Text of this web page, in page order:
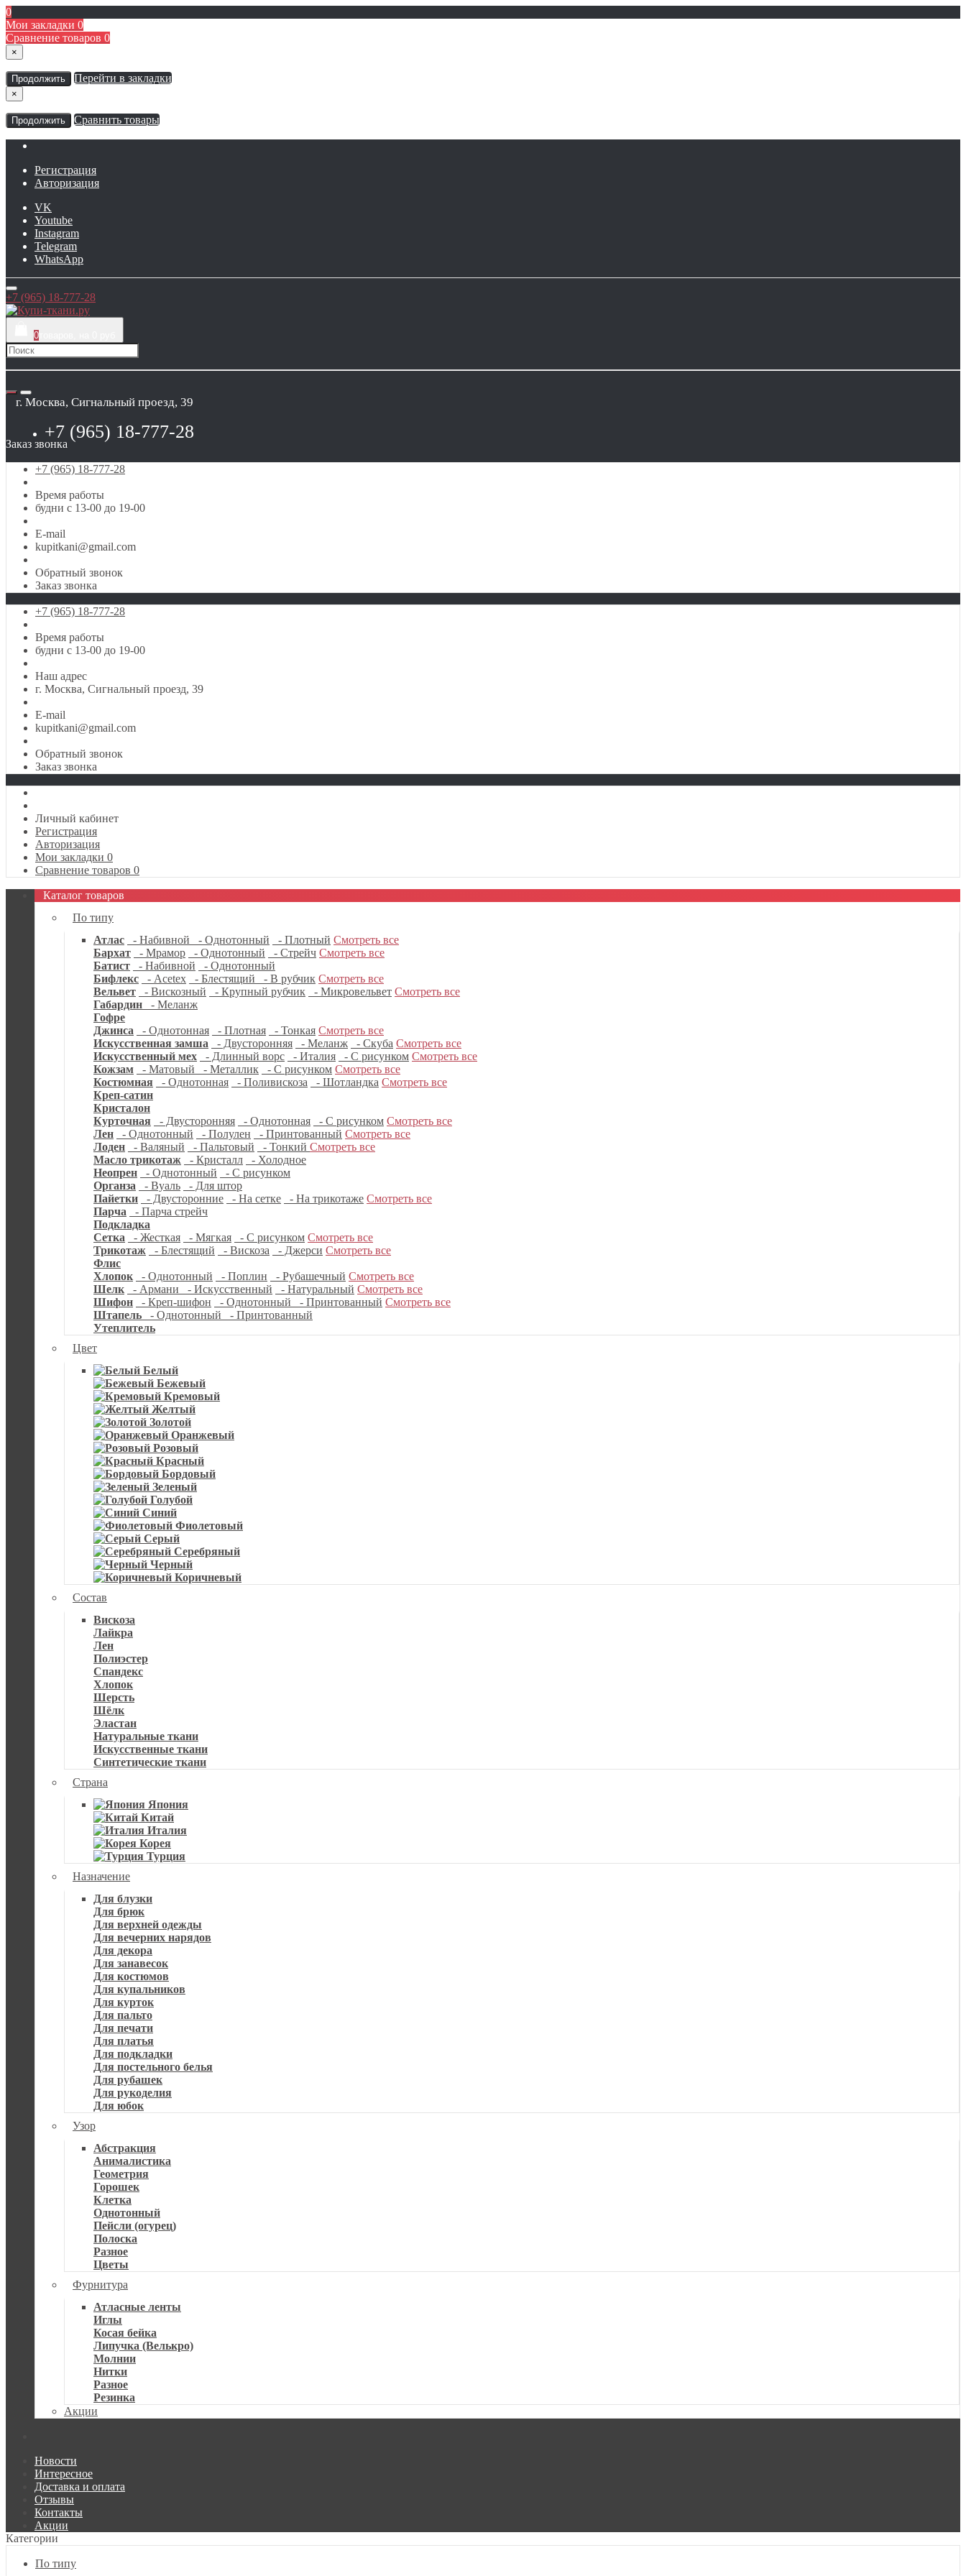
0
Мои закладки 0
Сравнение товаров 0
×
Продолжить Перейти в закладки
×
Продолжить Сравнить товары
Регистрация
Авторизация
VK
Youtube
Instagram
Telegram
WhatsApp
+7 (965) 18-777-28
0
г. Москва, Сигнальный проезд, 39
+7 (965) 18-777-28
Заказ звонка
+7 (965) 18-777-28
Время работы
будни с 13-00 до 19-00
E-mail
kupitkani@gmail.com
Обратный звонок
Заказ звонка
+7 (965) 18-777-28
Время работы
будни с 13-00 до 19-00
Наш адрес
г. Москва, Сигнальный проезд, 39
E-mail
kupitkani@gmail.com
Обратный звонок
Заказ звонка
Личный кабинет
Регистрация
Авторизация
Мои закладки 0
Сравнение товаров 0
Каталог товаров
По типу
Атлас
- Набивной - Однотонный - Плотный Смотреть все
Бархат
- Мрамор - Однотонный - Стрейч Смотреть все
Батист
- Набивной
- Однотонный
Бифлекс
- Acetex - Блестящий - В рубчик Смотреть все
Вельвет
- Вискозный - Крупный рубчик - Микровельвет Смотреть все
Габардин
- Меланж
Гофре
Джинса
- Однотонная - Плотная - Тонкая Смотреть все
Искусственная замша
- Двусторонняя - Меланж - Скуба Смотреть все
Искусственный мех
- Длинный ворс - Италия - С рисунком Смотреть все
Кожзам
- Матовый - Металлик - С рисунком Смотреть все
Костюмная
- Однотонная - Поливискоза - Шотландка Смотреть все
Креп-сатин
Кристалон
Курточная
- Двусторонняя - Однотонная - С рисунком Смотреть все
Лен
- Однотонный - Полулен - Принтованный Смотреть все
Лоден
- Валяный - Пальтовый - Тонкий Смотреть все
Масло трикотаж
- Кристалл
- Холодное
Неопрен
- Однотонный
- С рисунком
Органза
- Вуаль
- Для штор
Пайетки
- Двусторонние - На сетке - На трикотаже Смотреть все
Парча
- Парча стрейч
Подкладка
Сетка
- Жесткая - Мягкая - С рисунком Смотреть все
Трикотаж
- Блестящий - Вискоза - Джерси Смотреть все
Флис
Хлопок
- Однотонный - Поплин - Рубашечный Смотреть все
Шелк
- Армани - Искусственный - Натуральный Смотреть все
Шифон
- Креп-шифон - Однотонный - Принтованный Смотреть все
Штапель
- Однотонный
- Принтованный
Утеплитель
Цвет
Белый
Бежевый
Кремовый
Желтый
Золотой
Оранжевый
Розовый
Красный
Бордовый
Зеленый
Голубой
Синий
Фиолетовый
Серый
Серебряный
Черный
Коричневый
Состав
Вискоза
Лайкра
Лен
Полиэстер
Спандекс
Хлопок
Шерсть
Шёлк
Эластан
Натуральные ткани
Искусственные ткани
Синтетические ткани
Страна
Япония
Китай
Италия
Корея
Турция
Назначение
Для блузки
Для брюк
Для верхней одежды
Для вечерних нарядов
Для декора
Для занавесок
Для костюмов
Для купальников
Для курток
Для пальто
Для печати
Для платья
Для подкладки
Для постельного белья
Для рубашек
Для рукоделия
Для юбок
Узор
Абстракция
Анималистика
Геометрия
Горошек
Клетка
Однотонный
Пейсли (огурец)
Полоска
Разное
Цветы
Фурнитура
Атласные ленты
Иглы
Косая бейка
Липучка (Велькро)
Молнии
Нитки
Разное
Резинка
Акции
Новости
Интересное
Доставка и оплата
Отзывы
Контакты
Акции
Категории
По типу